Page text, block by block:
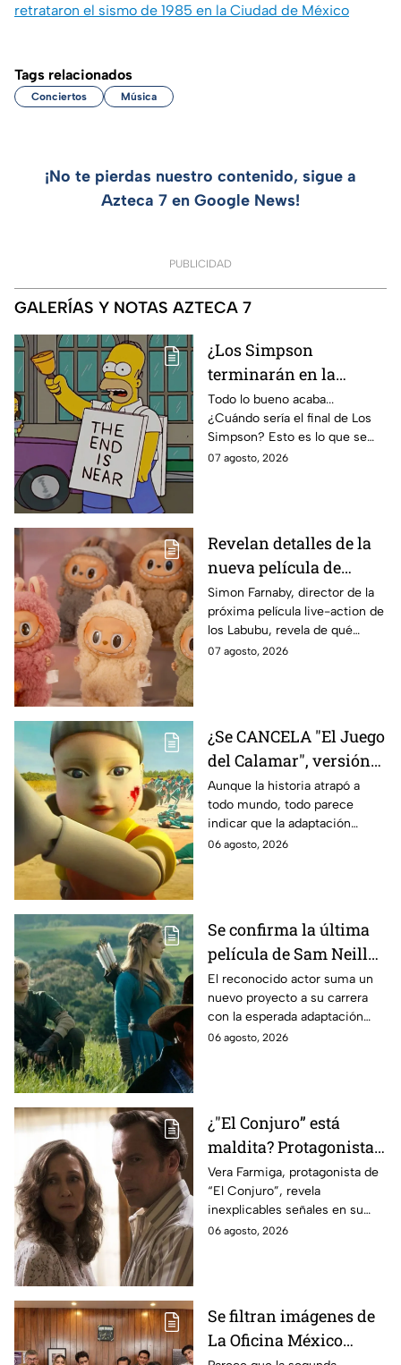
retrataron el sismo de 1985 en la Ciudad de México
Tags relacionados
Conciertos Música
¡No te pierdas nuestro contenido, sigue a
Azteca 7 en Google News!
PUBLICIDAD
GALERÍAS Y NOTAS AZTECA 7
¿Los Simpson
terminarán en la
temporada 40? Actriz
de Bart Simpson da
IMPACTANTE
declaración
Todo lo bueno acaba...
¿Cuándo sería el final de Los
Simpson? Esto es lo que se
sabe:
07 agosto, 2026
Revelan detalles de la
nueva película de
Labubu: de qué tratará
y cuándo se estrena
Simon Farnaby, director de la
próxima película live-action de
los Labubu, revela de qué
tratará la cinta. Aquí te
07 agosto, 2026
¿Se CANCELA "El Juego
del Calamar", versión
Estados Unidos? Esto
es lo que se sabe al
momento
Aunque la historia atrapó a
todo mundo, todo parece
indicar que la adaptación
podría ser cancelada:
06 agosto, 2026
Se confirma la última
película de Sam Neill
antes de morir: esto es
lo que se sabe hasta
ahora
El reconocido actor suma un
nuevo proyecto a su carrera
con la esperada adaptación
cinematográfica del popular
06 agosto, 2026
¿"El Conjuro” está
maldita? Protagonista
revela INQUIETANTES
señales en su cuerpo
durante la grabación de
la película
Vera Farmiga, protagonista de
“El Conjuro”, revela
inexplicables señales en su
cuerpo durante el rodaje de la
06 agosto, 2026
Se filtran imágenes de
La Oficina México